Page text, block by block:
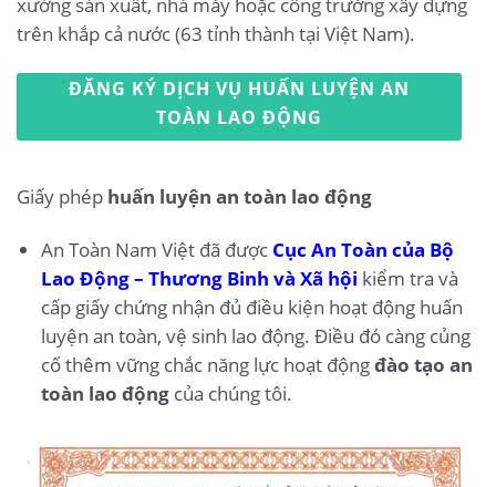
trên khắp cả nước (63 tỉnh thành tại Việt Nam).
ĐĂNG KÝ DỊCH VỤ HUẤN LUYỆN AN
TOÀN LAO ĐỘNG
Giấy phép huấn luyện an toàn lao động
An Toàn Nam Việt đã được Cục An Toàn của Bộ
Lao Động – Thương Binh và Xã hội kiểm tra và
cấp giấy chứng nhận đủ điều kiện hoạt động huấn
luyện an toàn, vệ sinh lao động. Điều đó càng củng
cố thêm vững chắc năng lực hoạt độngđào tạo an
toàn lao độngcủa chúng tôi.